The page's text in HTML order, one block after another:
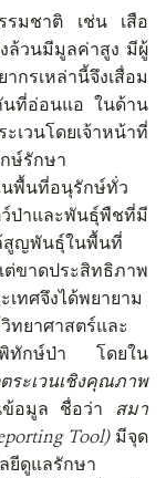
รมชาติ เช่น เสือ
ล้วนมีมูลค่าสูง มีผู้
รเหล่านี้จึงเสื่อม
ที่อ่อนแอ ในด้าน
วนโดยเจ้าหน้าที่
ษ์รักษา
พื้นที่อนุรักษ์ทั่ว
าและพันธุ์พืชที่มี
สูญพันธุ์ในพื้นที่
ขาดประสิทธิภาพ
ทศจึงได้พยายาม
ทยาศาสตร์และ
ที่พิทักษ์ป่า โดยใน
ระเวนเชิงคุณภาพ
ข้อมูล ชื่อว่า สมา
Tool) มีจุด
ยีดูแลรักษา